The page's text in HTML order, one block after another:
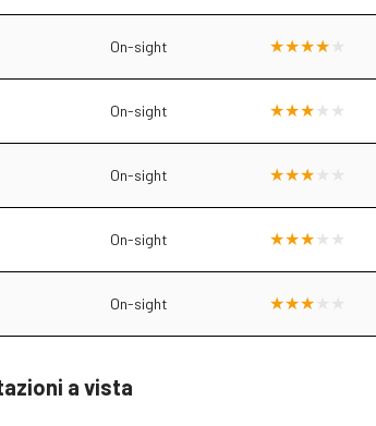
On-sight
On-sight
On-sight
On-sight
On-sight
a vista